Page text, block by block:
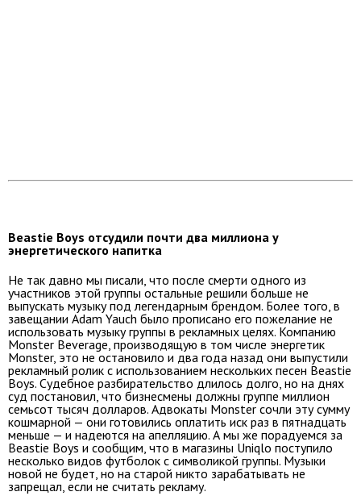
Beastie Boys отсудили почти два миллиона у
энергетического напитка
Не так давно мы писали, что после смерти одного из
участников этой группы остальные решили больше не
выпускать музыку под легендарным брендом. Более того, в
завещании Adam Yauch было прописано его пожелание не
использовать музыку группы в рекламных целях. Компанию
Monster Beverage, производящую в том числе энергетик
Monster, это не остановило и два года назад они выпустили
рекламный ролик с использованием нескольких песен Beastie
Boys. Судебное разбирательство длилось долго, но на днях
суд постановил, что бизнесмены должны группе миллион
семьсот тысяч долларов. Адвокаты Monster сочли эту сумму
кошмарной — они готовились оплатить иск раз в пятнадцать
меньше — и надеются на апелляцию. А мы же порадуемся за
Beastie Boys и сообщим, что в магазины Uniqlo поступило
несколько видов футболок с символикой группы. Музыки
новой не будет, но на старой никто зарабатывать не
запрещал, если не считать рекламу.